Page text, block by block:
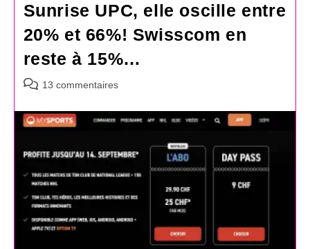
Sunrise UPC, elle oscille entre
20% et 66%! Swisscom en
reste à 15%…
Commentaires
la
publication :
13 commentaires